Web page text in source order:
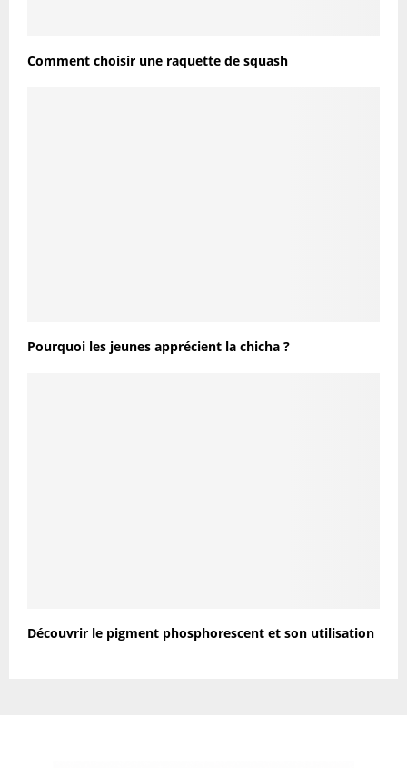
Comment choisir une raquette de squash
Pourquoi les jeunes apprécient la chicha ?
Découvrir le pigment phosphorescent et son utilisation